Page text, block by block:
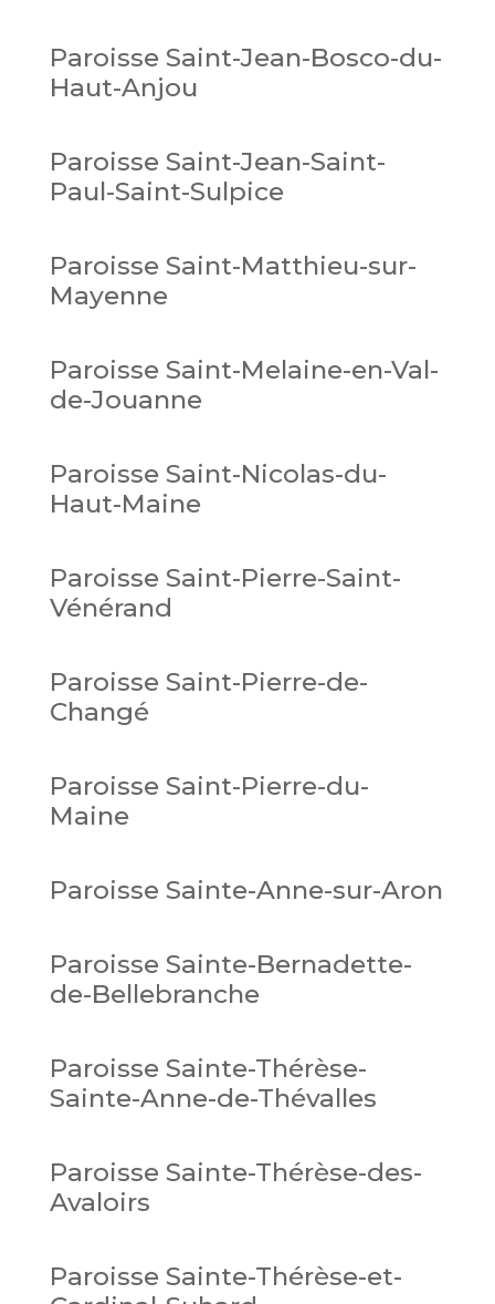
Paroisse Saint-Jean-Bosco-du-
Haut-Anjou
Paroisse Saint-Jean-Saint-
Paul-Saint-Sulpice
Paroisse Saint-Matthieu-sur-
Mayenne
Paroisse Saint-Melaine-en-Val-
de-Jouanne
Paroisse Saint-Nicolas-du-
Haut-Maine
Paroisse Saint-Pierre-Saint-
Vénérand
Paroisse Saint-Pierre-de-
Changé
Paroisse Saint-Pierre-du-
Maine
Paroisse Sainte-Anne-sur-Aron
Paroisse Sainte-Bernadette-
de-Bellebranche
Paroisse Sainte-Thérèse-
Sainte-Anne-de-Thévalles
Paroisse Sainte-Thérèse-des-
Avaloirs
Paroisse Sainte-Thérèse-et-